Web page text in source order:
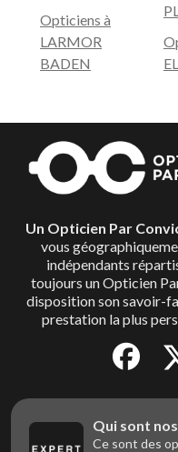
Opticiens à
LARMOR
BADEN
Un Opticien Par
vous
indépendants
toujours un Opticien
disposition son savoir-
prestation la plus
Qui sont
Ce sont des